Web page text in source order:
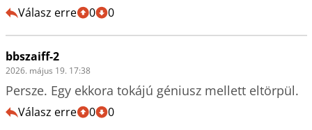
Válasz erre 0 0
bbszaiff-2
2026. május 19. 17:38
Persze. Egy ekkora tokájú géniusz mellett eltörpül.
Válasz erre 0 0